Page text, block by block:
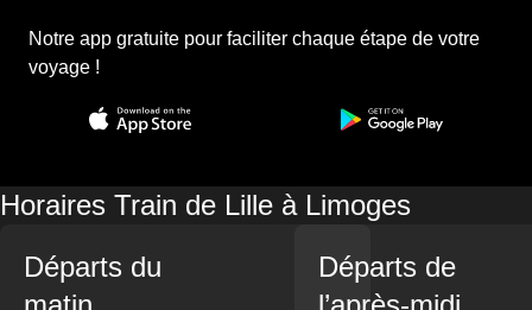
Notre app gratuite pour faciliter chaque étape de votre
voyage !
Horaires Train de Lille à Limoges
Départs du
Départs de